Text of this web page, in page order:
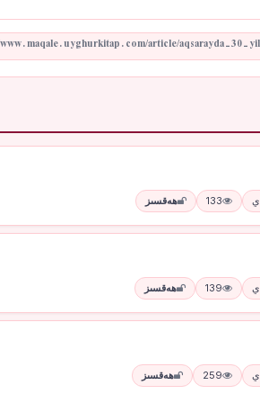
133 ھەقسىز
139 ھەقسىز
259 ھەقسىز